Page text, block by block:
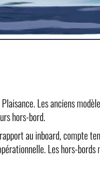
Les anciens
hors-bord.
au inboard, compte
Les hors-bords